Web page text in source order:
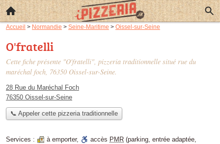
Accueil > Normandie > Seine-Maritime > Oissel-sur-Seine
O'fratelli
Cette fiche présente "O'fratelli", pizzeria traditionnelle situé rue du
maréchal foch, 76350 Oissel-sur-Seine.
28 Rue du Maréchal Foch
76350 Oissel-sur-Seine
📞 Appeler cette pizzeria traditionnelle
Services : à emporter, accès PMR (parking, entrée adaptée,